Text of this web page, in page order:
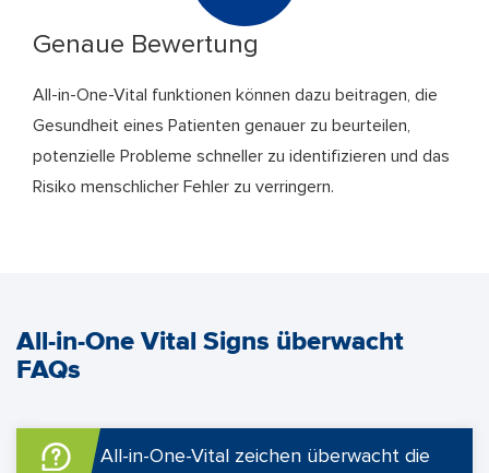
Genaue Bewertung
All-in-One-Vital funktionen können dazu beitragen, die
Gesundheit eines Patienten genauer zu beurteilen,
potenzielle Probleme schneller zu identifizieren und das
Risiko menschlicher Fehler zu verringern.
All-in-One Vital Signs überwacht
FAQs
All-in-One-Vital zeichen überwacht die